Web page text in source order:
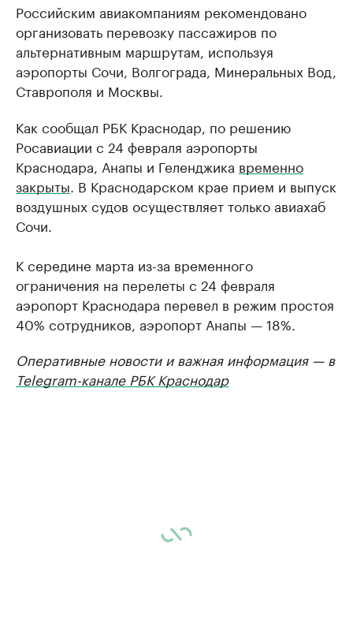
Российским авиакомпаниям рекомендовано
организовать перевозку пассажиров по
альтернативным маршрутам, используя
аэропорты Сочи, Волгограда, Минеральных Вод,
Ставрополя и Москвы.
Как сообщал РБК Краснодар, по решению
Росавиации с 24 февраля аэропорты
Краснодара, Анапы и Геленджика временно
закрыты . В Краснодарском крае прием и выпуск
воздушных судов осуществляет только авиахаб
Сочи.
К середине марта из-за временного
ограничения на перелеты с 24 февраля
аэропорт Краснодара перевел в режим простоя
40% сотрудников, аэропорт Анапы — 18%.
Оперативные новости и важная информация — в
Telegram-канале РБК Краснодар